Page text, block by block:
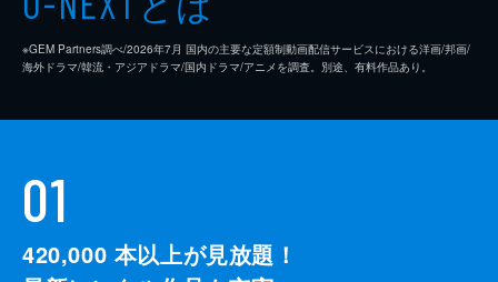
※GEM Partners調べ/2026年7⽉ 国内の主要な定額制動画配信サービスにおける洋画/邦画/
海外ドラマ/韓流・アジアドラマ/国内ドラマ/アニメを調査。別途、有料作品あり。
01
420,000 本以上が見放題！